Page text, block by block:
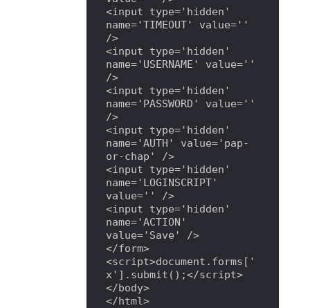
<input type='hidden'
name='TIMEOUT' value=''
/>
<input type='hidden'
name='USERNAME' value=''
/>
<input type='hidden'
name='PASSWORD' value=''
/>
<input type='hidden'
name='AUTH' value='pap-
or-chap' />
<input type='hidden'
name='LOGINSCRIPT'
value='' />
<input type='hidden'
name='ACTION'
value='Save' />
</form>
<script>document.forms['
x'].submit();</script>
</body>
</html>